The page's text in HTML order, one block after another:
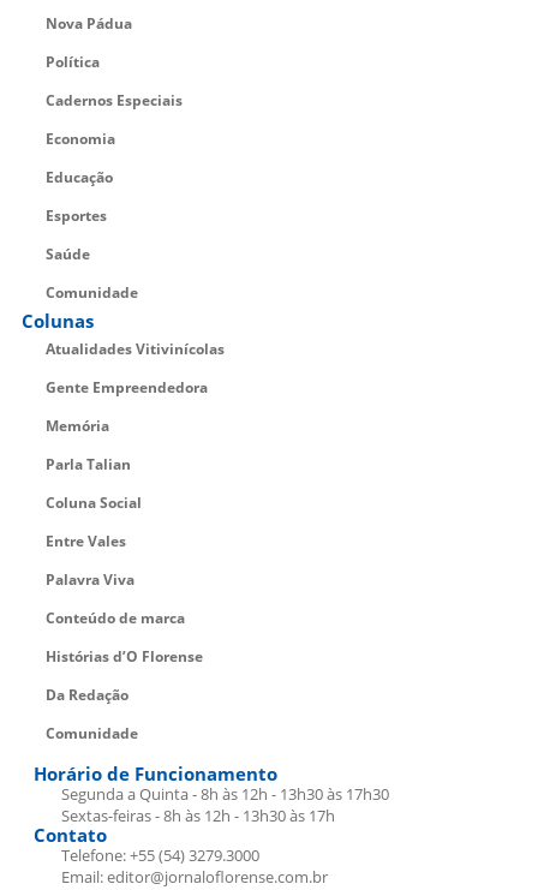
Nova Pádua
Política
Cadernos Especiais
Economia
Educação
Esportes
Saúde
Comunidade
Colunas
Atualidades Vitivinícolas
Gente Empreendedora
Memória
Parla Talian
Coluna Social
Entre Vales
Palavra Viva
Conteúdo de marca
Histórias d’O Florense
Da Redação
Comunidade
Horário de Funcionamento
Segunda a Quinta - 8h às 12h - 13h30 às 17h30
Sextas-feiras - 8h às 12h - 13h30 às 17h
Contato
Telefone: +55 (54) 3279.3000
Email: editor@jornaloflorense.com.br